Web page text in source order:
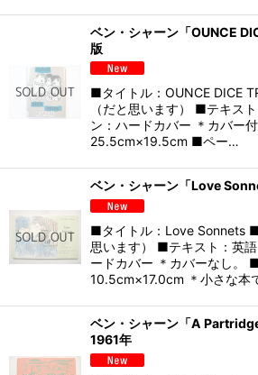
ベン・シャーン「OUNCE
版
■タイトル：OUNCE DICE
（だと思います） ■テキス
ン：ハードカバー ＊カバー
25.5cm×19.5cm ■ペー…
ベン・シャーン「Love
■タイトル：Love Sonnets
思います） ■テキスト：英
ードカバー ＊カバーなし。
10.5cm×17.0cm ＊小さな本
ベン・シャーン「A
1961年